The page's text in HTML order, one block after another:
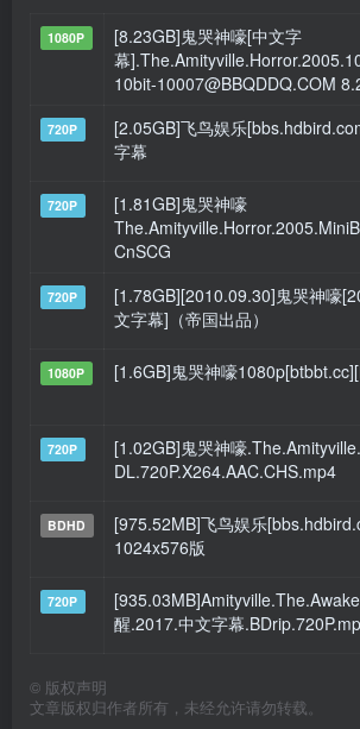
1080P
[8.23GB]鬼哭神嚎[中文字
幕
10bit-10007@BBQDDQ.COM
720P
[2.05GB]飞鸟娱乐
字幕
720P
[1.81GB]鬼哭神嚎
CnSCG
720P
[1.78GB][2010.09.30]鬼哭神嚎
文字幕]（帝国出品）
1080P [1.6GB]鬼哭神嚎
720P
[1.02GB]鬼哭神嚎
DL.720P.X264.AAC.CHS.mp4
BDHD
[975.52MB]飞鸟娱乐
1024x576版
720P
醒.2017.中文字幕
© 版权声明
文章版权归作者所有，未经允许请勿转载。